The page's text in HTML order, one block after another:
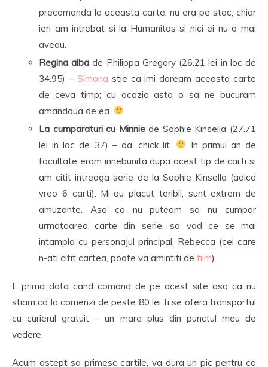
precomanda la aceasta carte, nu era pe stoc; chiar
ieri am intrebat si la Humanitas si nici ei nu o mai
aveau.
Regina alba de Philippa Gregory (26.21 lei in loc de
34.95) – Simona stie ca imi doream aceasta carte
de ceva timp; cu ocazia asta o sa ne bucuram
amandoua de ea.
La cumparaturi cu Minniede Sophie Kinsella (27.71
lei in loc de 37) – da, chick lit.
In primul an de
facultate eram innebunita dupa acest tip de carti si
am citit intreaga serie de la Sophie Kinsella (adica
vreo 6 carti). Mi-au placut teribil, sunt extrem de
amuzante. Asa ca nu puteam sa nu cumpar
urmatoarea carte din serie, sa vad ce se mai
intampla cu personajul principal, Rebecca (cei care
n-ati citit cartea, poate va amintiti de film).
E prima data cand comand de pe acest site asa ca nu
stiam ca la comenzi de peste 80 lei ti se ofera transportul
cu curierul gratuit – un mare plus din punctul meu de
vedere.
Acum astept sa primesc cartile, va dura un pic pentru ca